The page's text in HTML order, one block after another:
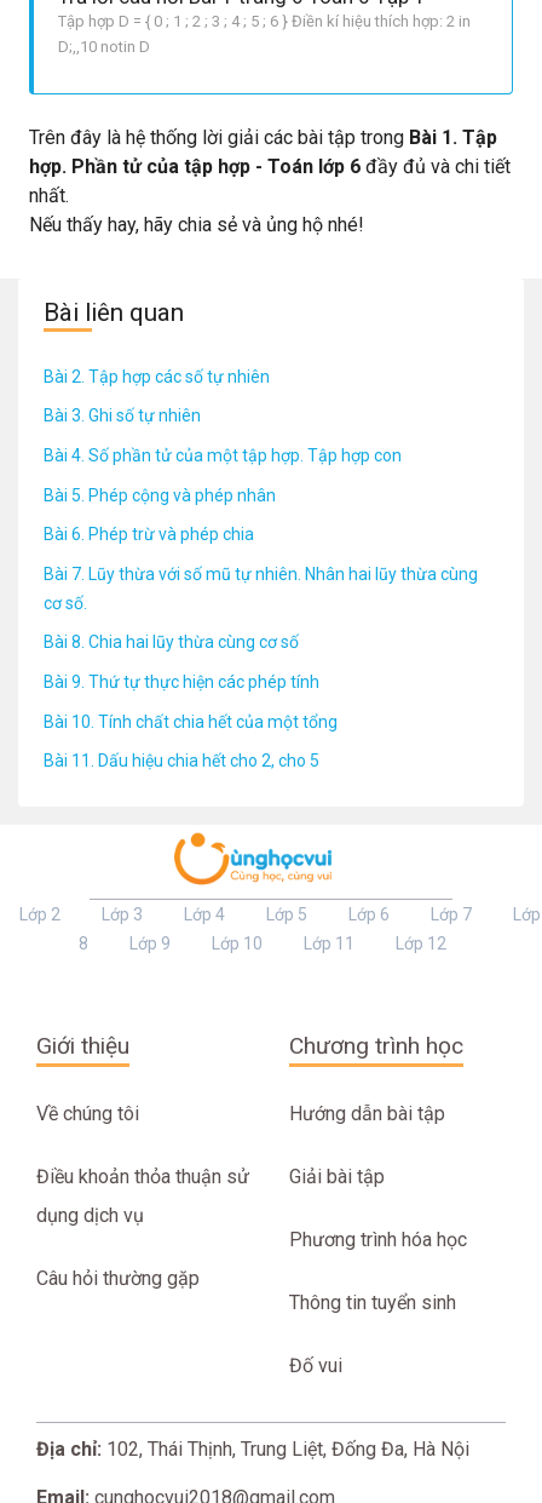
Tập hợp D = { 0 ; 1 ; 2 ; 3 ; 4 ; 5 ; 6 } Điền kí hiệu thích hợp: 2 in
D;,,10 notin D
Trên đây là hệ thống lời giải các bài tập trong Bài 1. Tập
hợp. Phần tử của tập hợp - Toán lớp 6 đầy đủ và chi tiết
nhất.
Nếu thấy hay, hãy chia sẻ và ủng hộ nhé!
Bài liên quan
Bài 2. Tập hợp các số tự nhiên
Bài 3. Ghi số tự nhiên
Bài 4. Số phần tử của một tập hợp. Tập hợp con
Bài 5. Phép cộng và phép nhân
Bài 6. Phép trừ và phép chia
Bài 7. Lũy thừa với số mũ tự nhiên. Nhân hai lũy thừa cùng
cơ số.
Bài 8. Chia hai lũy thừa cùng cơ số
Bài 9. Thứ tự thực hiện các phép tính
Bài 10. Tính chất chia hết của một tổng
Bài 11. Dấu hiệu chia hết cho 2, cho 5
Lớp 2 Lớp 3 Lớp 4 Lớp 5 Lớp 6 Lớp 7
Lớp
8
Lớp 9 Lớp 10 Lớp 11 Lớp 12
Giới thiệu
Về chúng tôi
Điều khoản thỏa thuận sử
dụng dịch vụ
Câu hỏi thường gặp
Chương trình học
Hướng dẫn bài tập
Giải bài tập
Phương trình hóa học
Thông tin tuyển sinh
Đố vui
Địa chỉ: 102, Thái Thịnh, Trung Liệt, Đống Đa, Hà Nội
Email: cunghocvui2018@gmail.com